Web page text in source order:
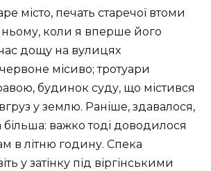
місто, печать старечої втоми
коли я вперше його
дощу на вулицях
місиво; тротуари
будинок суду, що містився
у землю. Раніше, здавалося,
більша: важко тоді доводилося
в літню годину. Спека
у затінку під віргінськими